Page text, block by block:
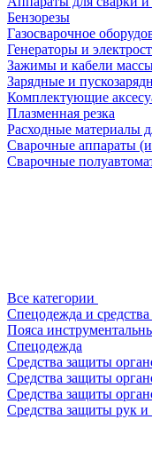
Бензорезы
Газосварочное
Генераторы и
Зажимы и кабели
Зарядные и
Комплектующие
Плазменная резка
Расходные материалы
Сварочные аппараты
Сварочные
Все категории
Спецодежда и
Пояса
Спецодежда
Средства защиты
Средства защиты
Средства защиты
Средства защиты рук и